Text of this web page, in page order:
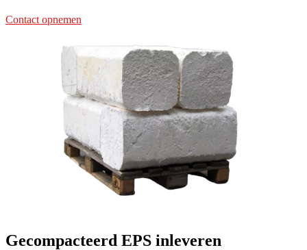
Contact opnemen
Gecompacteerd EPS inleveren